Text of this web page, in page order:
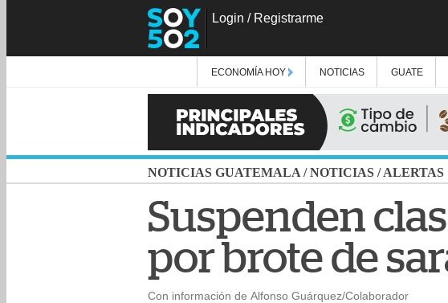
Login / Registrarme
ECONOMÍA HOY NOTICIAS GUATE
NOTICIAS GUATEMALA /NOTICIAS /ALERTAS
Suspenden
por brote de
Con información de Alfonso Guárquez/Colaborador